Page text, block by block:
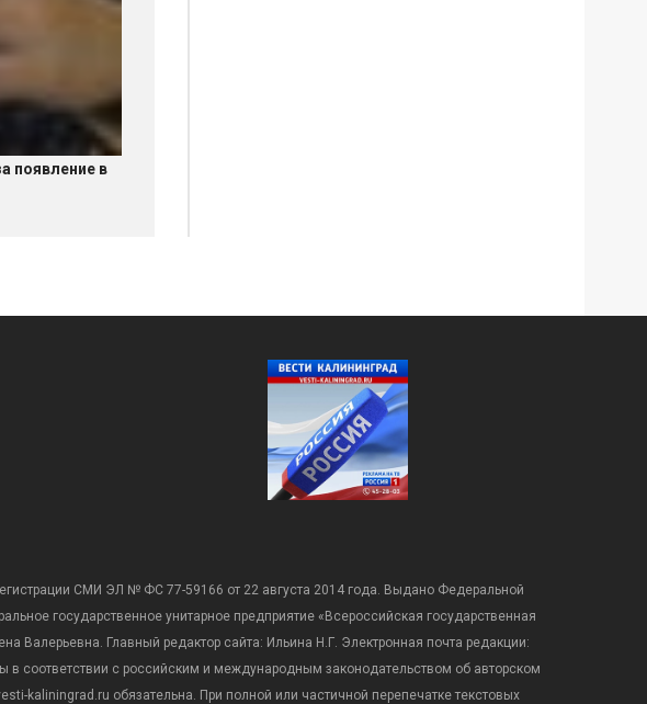
появление в
СМИ ЭЛ № ФС 77-59166 от 22 августа 2014 года. Выдано Федеральной
государственное унитарное предприятие «Всероссийская государственная
Валерьевна. Главный редактор сайта: Ильина Н.Г. Электронная почта редакции:
соответствии с российским и международным законодательством об авторском
kaliningrad.ru обязательна. При полной или частичной перепечатке текстовых